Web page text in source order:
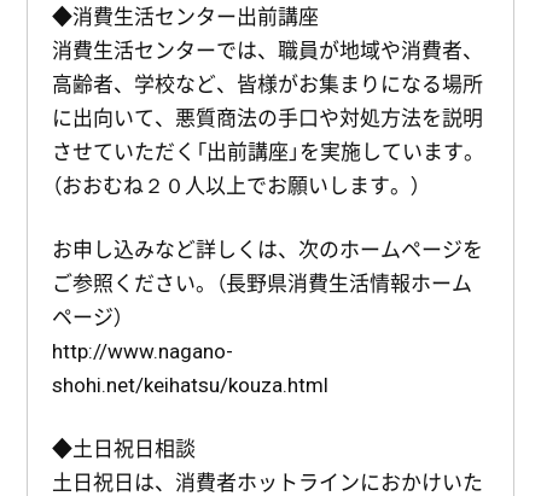
◆消費生活センター出前講座
消費生活センターでは、職員が地域や消費者、
高齢者、学校など、皆様がお集まりになる場所
に出向いて、悪質商法の手口や対処方法を説明
させていただく「出前講座」を実施しています。
（おおむね２０人以上でお願いします。）
お申し込みなど詳しくは、次のホームページを
ご参照ください。（長野県消費生活情報ホーム
ページ）
http://www.nagano-
shohi.net/keihatsu/kouza.html
◆土日祝日相談
土日祝日は、消費者ホットラインにおかけいた